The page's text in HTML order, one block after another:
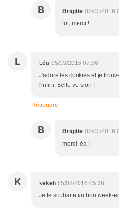
B Brigitte 08/03/2016
lol, merci !
L Léa 05/03/2016 07:56
J'adore les cookies et je
l'infini. Belle version !
Répondre
B Brigitte 08/03/2016
merci léa !
K kekeli 05/03/2016 05:36
Je te souhaite un bon week-